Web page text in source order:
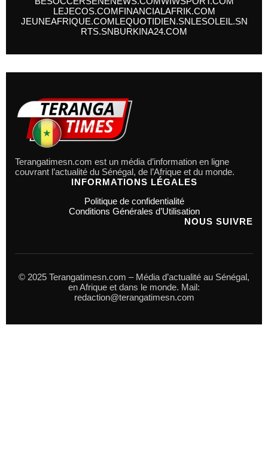
LEJECOS.COMFINANCIALAFRIK.COM
JEUNEAFRIQUE.COMLEQUOTIDIEN.SNLESOLEIL.SN
RTS.SNBURKINA24.COM
Terangatimesn.com est un média d’information en ligne
couvrant l’actualité du Sénégal, de l’Afrique et du monde.
INFORMATIONS LÉGALES
Politique de confidentialité
Conditions Générales d’Utilisation
NOUS SUIVRE
© 2025 Terangatimesn.com – Média d’actualité au Sénégal,
en Afrique et dans le monde. Mail:
redaction@terangatimesn.com